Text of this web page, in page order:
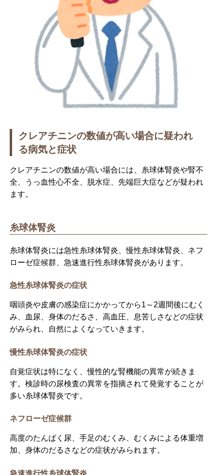
クレアチニンの数値が高い場合に疑われ
る病気と症状
クレアチニンの数値が高い場合には、糸球体腎炎や腎不
全、うっ血性心不全、脱水症、先端巨大症などが疑われ
ます。
糸球体腎炎
糸球体腎炎には急性糸球体腎炎、慢性糸球体腎炎、ネフ
ローゼ症候群、急速進行性糸球体腎炎があります。
急性糸球体腎炎の症状
咽頭炎や皮膚の感染症にかかってから1～2週間後にむく
み、血尿、身体のだるさ、高血圧、息苦しさなどの症状
がみられ、自然によくなっていきます。
慢性糸球体腎炎の症状
自覚症状は特になく、慢性的な腎機能の異常が続きま
す。検診時の尿検査の異常を指摘されて発覚することが
多い糸球体腎炎です。
ネフローゼ症候群
高度のたんぱく尿、手足のむくみ、むくみによる体重増
加、身体のだるさなどの症状がみられます。
急速進行性糸球体腎炎